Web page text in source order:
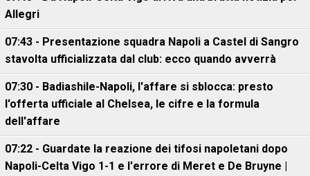
Allegri
07:43 - Presentazione squadra Napoli a Castel di Sangro
stavolta ufficializzata dal club: ecco quando avverrà
07:30 - Badiashile-Napoli, l'affare si sblocca: presto
l'offerta ufficiale al Chelsea, le cifre e la formula
dell'affare
07:22 - Guardate la reazione dei tifosi napoletani dopo
Napoli-Celta Vigo 1-1 e l'errore di Meret e De Bruyne |